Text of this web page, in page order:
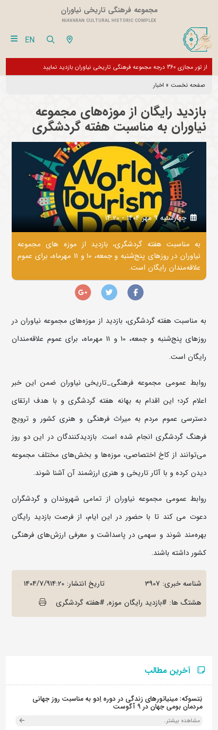
مجموعه فرهنگی تاریخی نیاوران
NIAVARAN CULTURAL HISTORIC COMPLEX
EN
از تور مجازی 360 درجه مجموعه فرهنگی تاریخی نیاوران بازدید نماییدباشد و فقط
صفحه نخست » اخبار
بازدید رایگان از موزه‌های مجموعه
نیاوران به مناسبت هفته گردشگری
چهارشنبه 9 مهر 1404 - 14:20
به مناسبت هفته گردشگری، بازدید از موزه‌ های مجموعه
نیاوران در روزهای پنج‌شنبه و جمعه، 10 و 11 مهرماه، برای عموم
علاقه‌مندان رایگان است.
به مناسبت هفته گردشگری، بازدید از موزه‌های مجموعه نیاوران در
روزهای پنج‌شنبه و جمعه، 10 و 11 مهرماه، برای عموم علاقه‌مندان
رایگان است.
روابط عمومی مجموعه فرهنگی‌_تاریخی نیاوران ضمن این خبر
اعلام کرد؛ این اقدام به بهانه هفته گردشگری و با هدف ارتقای
دسترسی عموم مردم به میراث فرهنگی و هنری کشور و ترویج
فرهنگ گردشگری انجام شده است. بازدیدکنندگان در این دو روز
می‌توانند از کاخ‌ اختصاصی، موزه‌ها و بخش‌های مختلف مجموعه
دیدن کرده و با آثار تاریخی و هنری ارزشمند آن آشنا شوند.
روابط عمومی مجموعه نیاوران از تمامی شهروندان و گردشگران
دعوت می کند تا با حضور در این ایام، از فرصت بازدید رایگان
بهره‌مند شوند و سهمی در پاسداشت و معرفی ارزش‌های فرهنگی
کشور داشته باشند.
شناسه خبری: 3907 تاریخ انتشار: 1404/7/914:20
هشتگ ها: #بازدید رایگان موزه, #هفته گردشگری
آخرین مطالب
نِتسوکه: مینیاتورهای زندگی در دوره اِدو به مناسبت روز جهانی
مردمان بومی جهان در 9 آگوست
مشاهده بیشتر..